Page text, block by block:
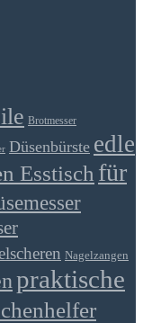
Brotmesser
Düsenbürste edle
Esstisch für
Nagelzangen
praktische